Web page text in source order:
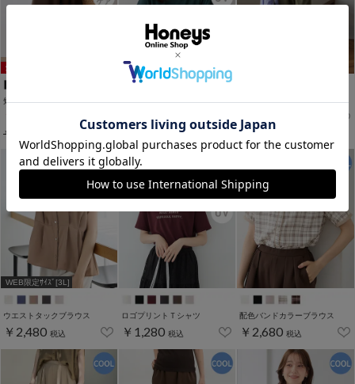
短め丈ガウチョパンツ
￥2,480
WEB限定ｻｲｽﾞ[3L]
フリル袖Ｔシャツ
￥1,280 税込
クロップドイージーパンツ
￥2,480
WEB限定ｻｲｽﾞ[3L]
ウエストタックブラウス
￥2,480 税込
ロゴプリントＴシャツ
￥1,280 税込
配色バンドカラーブラウス
￥2,680 税込